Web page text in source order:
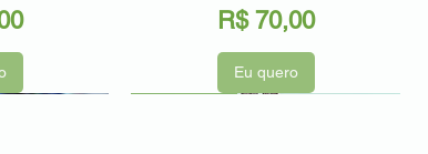
Preço
R$ 70,00
Eu quero